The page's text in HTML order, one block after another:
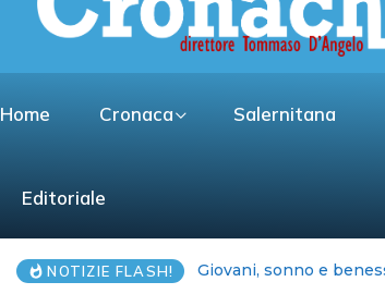
Home Cronaca Salernitana
Editoriale
NOTIZIE FLASH! Lega Salerno: